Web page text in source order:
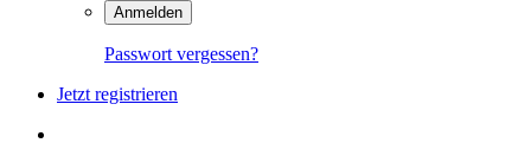
Anmelden
Passwort vergessen?
Jetzt registrieren